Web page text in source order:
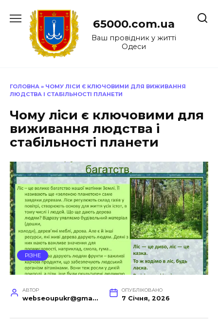
до
65000.com.ua
Ваш провідник у житті
Одеси
ГОЛОВНА » ЧОМУ ЛІСИ Є КЛЮЧОВИМИ ДЛЯ ВИЖИВАННЯ
ЛЮДСТВА І СТАБІЛЬНОСТІ ПЛАНЕТИ
Чому ліси є ключовими для
виживання людства і
стабільності планети
РІЗНЕ
АВТОР
webseoupukr@gmail.com
ОПУБЛІКОВАНО
7 Січня, 2026